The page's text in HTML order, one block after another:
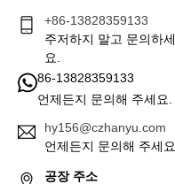
+86-13828359133
주저하지 말고 문의하세
요.
86-13828359133
언제든지 문의해 주세요.
hy156@czhanyu.com
언제든지 문의해 주세요.
공장 주소